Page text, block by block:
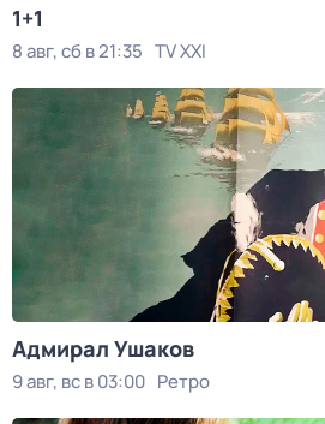
1+1
8 авг, сб в 21:35 TV XXI
Адмирал Ушаков
9 авг, вс в 03:00 Ретро